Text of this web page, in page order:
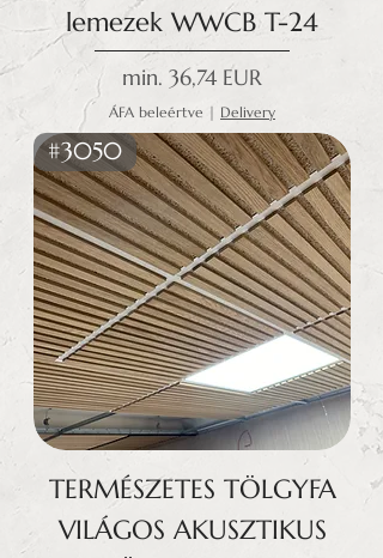
lemezek WWCB T-24
min. 36,74 EUR
Akciós ár
ÁFA beleértve | Delivery
#3050
TERMÉSZETES TÖLGYFA
VILÁGOS AKUSZTIKUS